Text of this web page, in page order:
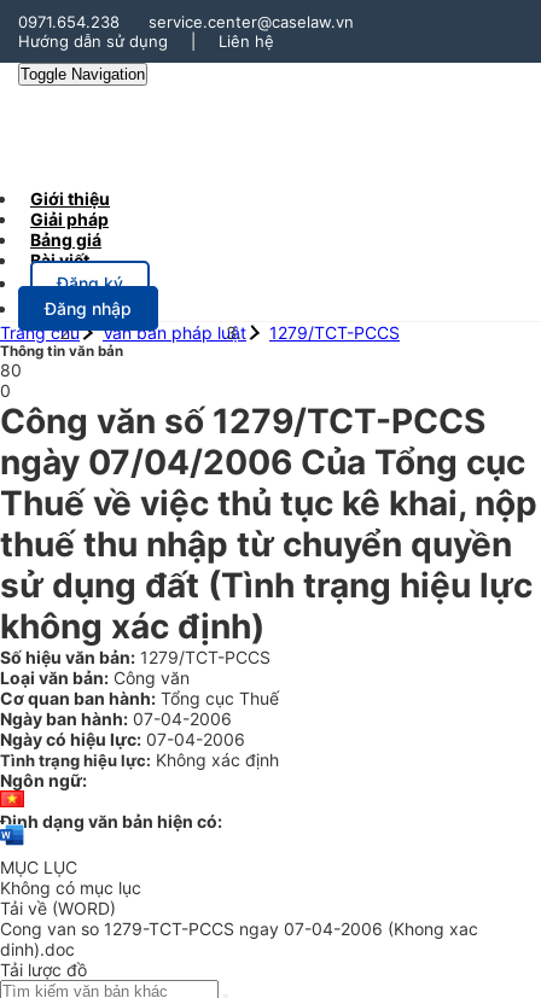
0971.654.238
service.center@caselaw.vn
Hướng dẫn sử dụng
Liên hệ
Toggle Navigation
Giới thiệu
Giải pháp
Bảng giá
Bài viết
Đăng ký
Đăng nhập
Trang chủ
Văn bản pháp luật 1279/TCT-PCCS
Thông tin văn bản
80
0
Công văn số 1279/TCT-PCCS
ngày 07/04/2006 Của Tổng cục
Thuế về việc thủ tục kê khai, nộp
thuế thu nhập từ chuyển quyền
sử dụng đất (Tình trạng hiệu lực
không xác định)
Số hiệu văn bản: 1279/TCT-PCCS
Loại văn bản: Công văn
Cơ quan ban hành: Tổng cục Thuế
Ngày ban hành: 07-04-2006
Ngày có hiệu lực: 07-04-2006
Tình trạng hiệu lực: Không xác định
Ngôn ngữ:
Định dạng văn bản hiện có:
MỤC LỤC
Không có mục lục
Tải về (WORD)
Cong van so 1279-TCT-PCCS ngay 07-04-2006 (Khong xac
dinh).doc
Tải lược đồ